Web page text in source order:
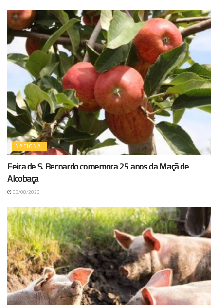
NACIONAL
Feira de S. Bernardo comemora 25 anos da Maçã de
Alcobaça
06/08/2026